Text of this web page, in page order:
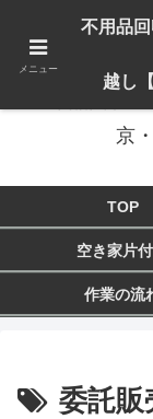
出張対応エリア：埼
京
TOP
空き家片
作業の流
委託販
メニュー
不用品
越し